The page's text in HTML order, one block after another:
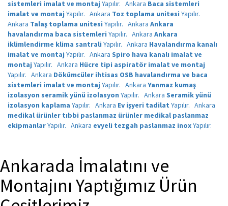
sistemleri imalat ve montaj Yapılır. Ankara Baca sistemleri
imalat ve montaj Yapılır. Ankara Toz toplama unitesi Yapılır.
Ankara Talaş toplama unitesi Yapılır. Ankara Ankara
havalandırma baca sistemleri Yapılır. Ankara Ankara
iklimlendirme klima santrali Yapılır. Ankara Havalandırma kanalı
imalat ve montaj Yapılır. Ankara Spiro hava kanalı imalat ve
montaj Yapılır. Ankara Hücre tipi aspiratör imalat ve montaj
Yapılır. Ankara Dökümcüler ihtisas OSB havalandırma ve baca
sistemleri imalat ve montaj Yapılır. Ankara Yanmaz kumaş
izolasyon seramik yünü izolasyon Yapılır. Ankara Seramik yünü
izolasyon kaplama Yapılır. Ankara Ev işyeri tadilat Yapılır. Ankara
medikal ürünler tıbbi paslanmaz ürünler medikal paslanmaz
ekipmanlarYapılır. Ankara evyeli tezgah paslanmaz inoxYapılır.
Ankarada İmalatını ve
Montajını Yaptığımız Ürün